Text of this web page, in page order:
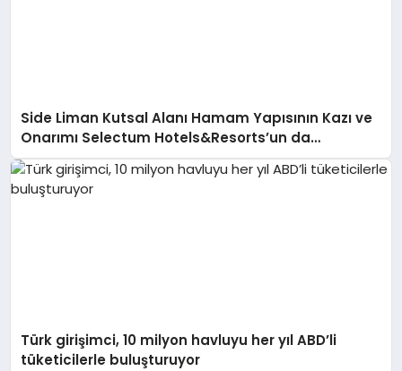
Side Liman Kutsal Alanı Hamam Yapısının Kazı ve
Onarımı Selectum Hotels&Resorts’un da
Katkılarıyla Tamamlandı
Türk girişimci, 10 milyon havluyu her yıl ABD’li
tüketicilerle buluşturuyor